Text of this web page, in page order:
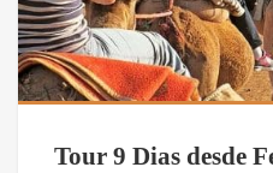
Tour 9 Dias desde